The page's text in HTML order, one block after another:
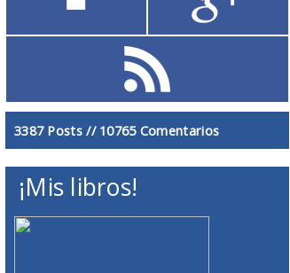
3387 Posts // 10765 Comentarios
¡Mis libros!